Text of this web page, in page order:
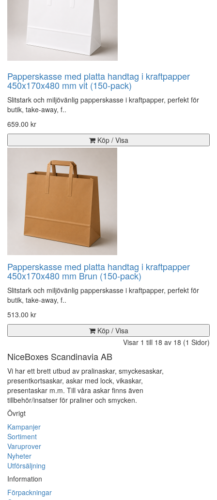
Papperskasse med platta handtag i kraftpapper
450x170x480 mm vit (150-pack)
Slitstark och miljövänlig papperskasse i kraftpapper, perfekt för
butik, take-away, f..
659.00 kr
Köp / Visa
Papperskasse med platta handtag i kraftpapper
450x170x480 mm Brun (150-pack)
Slitstark och miljövänlig papperskasse i kraftpapper, perfekt för
butik, take-away, f..
513.00 kr
Köp / Visa
Visar 1 till 18 av 18 (1 Sidor)
NiceBoxes Scandinavia AB
Vi har ett brett utbud av pralinaskar, smyckesaskar,
presentkortsaskar, askar med lock, vikaskar,
presentaskar m.m. Till våra askar finns även
tillbehör/insatser för praliner och smycken.
Övrigt
Kampanjer
Sortiment
Varuprover
Nyheter
Utförsäljning
Information
Förpackningar